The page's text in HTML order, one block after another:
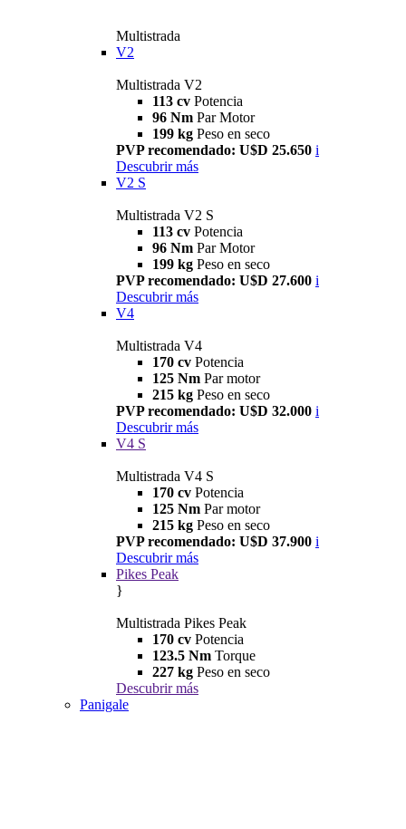
Multistrada
V2
Multistrada V2
113 cv Potencia
96 Nm Par Motor
199 kg Peso en seco
PVP recomendado: U$D 25.650 i
Descubrir más
V2 S
Multistrada V2 S
113 cv Potencia
96 Nm Par Motor
199 kg Peso en seco
PVP recomendado: U$D 27.600 i
Descubrir más
V4
Multistrada V4
170 cv Potencia
125 Nm Par motor
215 kg Peso en seco
PVP recomendado: U$D 32.000 i
Descubrir más
V4 S
Multistrada V4 S
170 cv Potencia
125 Nm Par motor
215 kg Peso en seco
PVP recomendado: U$D 37.900 i
Descubrir más
Pikes Peak
}
Multistrada Pikes Peak
170 cv Potencia
123.5 Nm Torque
227 kg Peso en seco
Descubrir más
Panigale